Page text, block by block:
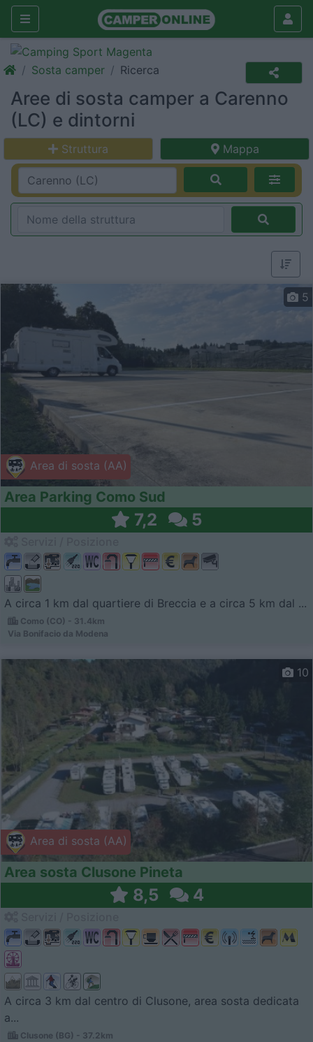
Sosta camper Ricerca
Aree di sosta camper a Carenno
(LC) e dintorni
Struttura Mappa
Area di sosta (AA)
5
Area Parking Como Sud
7,2 5
A circa 1 km dal quartiere di Breccia e a circa 5 km dal ...
Como (CO) - 31.4km
Via Bonifacio da Modena
Area di sosta (AA)
10
Area sosta Clusone Pineta
8,5 4
A circa 3 km dal centro di Clusone, area sosta dedicata
a...
Clusone (BG) - 37.2km